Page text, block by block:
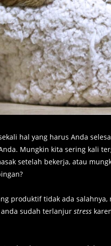
hal yang harus Anda
Mungkin kita sering kali
setelah bekerja, atau
produktif tidak ada
sudah terlanjur stress